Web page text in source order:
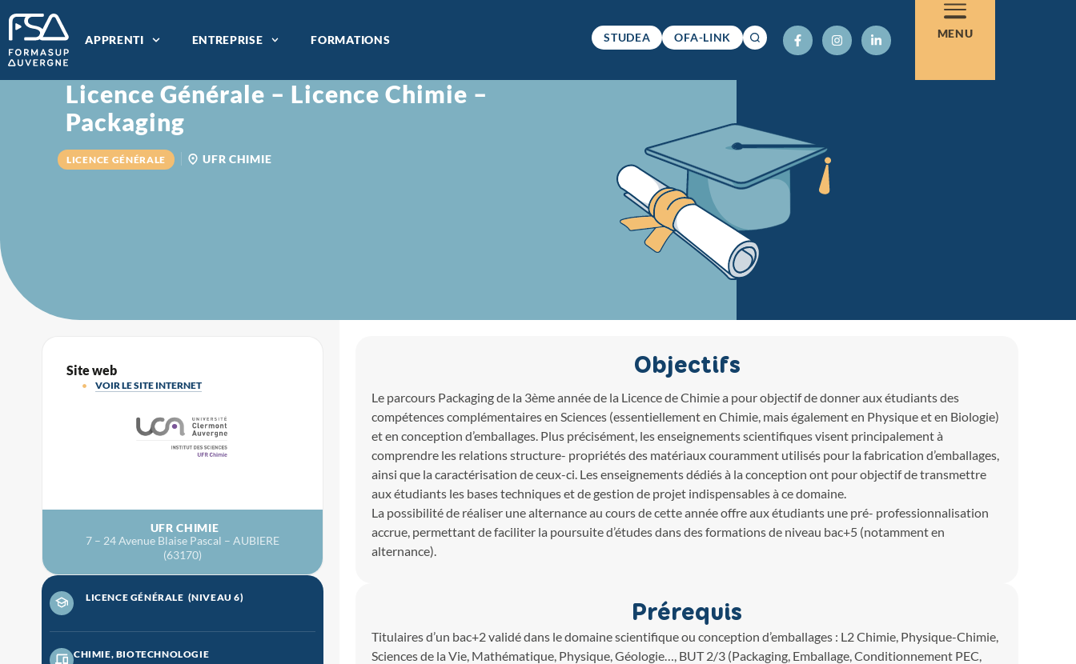
APPRENTI ENTREPRISE FORMATIONS STUDEA OFA-LINK MENU
Licence Générale – Licence Chimie –
Packaging
LICENCE GÉNÉRALE UFR CHIMIE
Site web
VOIR LE SITE INTERNET
UFR CHIMIE
7 – 24 Avenue Blaise Pascal – AUBIERE
(63170)
LICENCE GÉNÉRALE (NIVEAU 6)
CHIMIE, BIOTECHNOLOGIE
Objectifs
Le parcours Packaging de la 3ème année de la Licence de Chimie a pour objectif de donner aux étudiants des
compétences complémentaires en Sciences (essentiellement en Chimie, mais également en Physique et en Biologie)
et en conception d’emballages. Plus précisément, les enseignements scientifiques visent principalement à
comprendre les relations structure- propriétés des matériaux couramment utilisés pour la fabrication d’emballages,
ainsi que la caractérisation de ceux-ci. Les enseignements dédiés à la conception ont pour objectif de transmettre
aux étudiants les bases techniques et de gestion de projet indispensables à ce domaine.
La possibilité de réaliser une alternance au cours de cette année offre aux étudiants une pré- professionnalisation
accrue, permettant de faciliter la poursuite d’études dans des formations de niveau bac+5 (notamment en
alternance).
Prérequis
Titulaires d’un bac+2 validé dans le domaine scientifique ou conception d’emballages : L2 Chimie, Physique-Chimie,
Sciences de la Vie, Mathématique, Physique, Géologie…, BUT 2/3 (Packaging, Emballage, Conditionnement PEC,